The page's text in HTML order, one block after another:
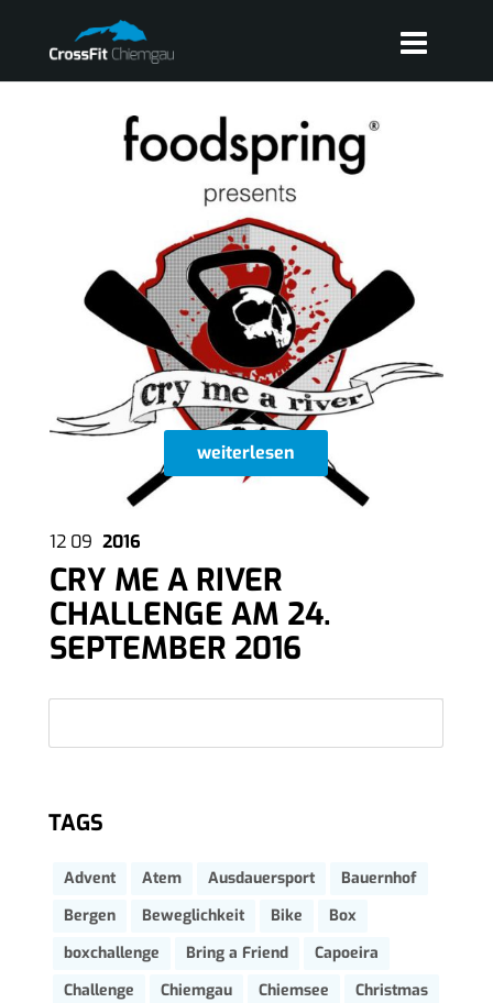
weiterlesen
12 09 2016
CRY ME A RIVER
CHALLENGE AM 24.
SEPTEMBER 2016
TAGS
Advent Atem Ausdauersport
Bauernhof
Bergen
Beweglichkeit Bike
Box
boxchallenge
Bring a Friend
Capoeira
Challenge
Chiemgau Chiemsee
Christmas